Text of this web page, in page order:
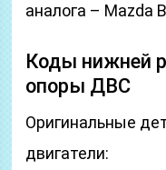
аналога – Mazda
Коды нижней
опоры ДВС
Оригинальные
двигатели: